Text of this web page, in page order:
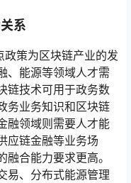
系
政策为区块链产业的发
、能源等领域人才需
链技术可用于政务数
务业务知识和区块链
融领域则需要人才能
应链金融等业务场
合能力要求更高。
易、分布式能源管理